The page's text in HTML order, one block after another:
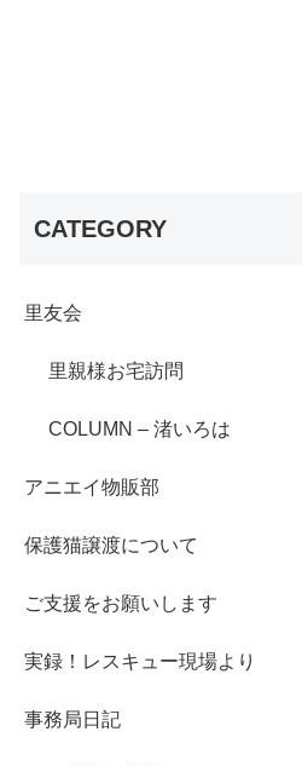
CATEGORY
里友会
里親様お宅訪問
COLUMN – 渚いろは
アニエイ物販部
保護猫譲渡について
ご支援をお願いします
実録！レスキュー現場より
事務局日記